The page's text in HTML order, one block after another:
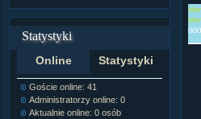
Statystyki
Online Statystyki
Goście online: 41
Administratorzy online: 0
Aktualnie online: 0 osób